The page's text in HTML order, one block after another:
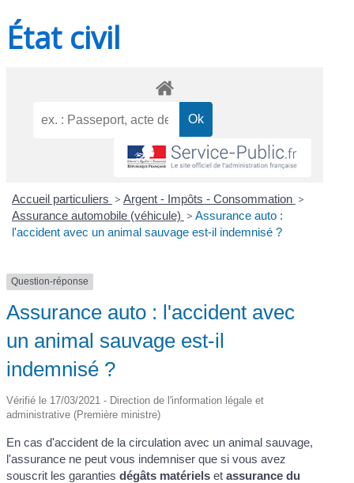
État civil
Accueil particuliers > Argent - Impôts - Consommation >
Assurance automobile (véhicule) > Assurance auto :
l'accident avec un animal sauvage est-il indemnisé ?
Question-réponse
Assurance auto : l'accident avec
un animal sauvage est-il
indemnisé ?
Vérifié le 17/03/2021 - Direction de l'information légale et
administrative (Première ministre)
En cas d'accident de la circulation avec un animal sauvage,
l'assurance ne peut vous indemniser que si vous avez
souscrit les garantiesdégâts matériels etassurance du